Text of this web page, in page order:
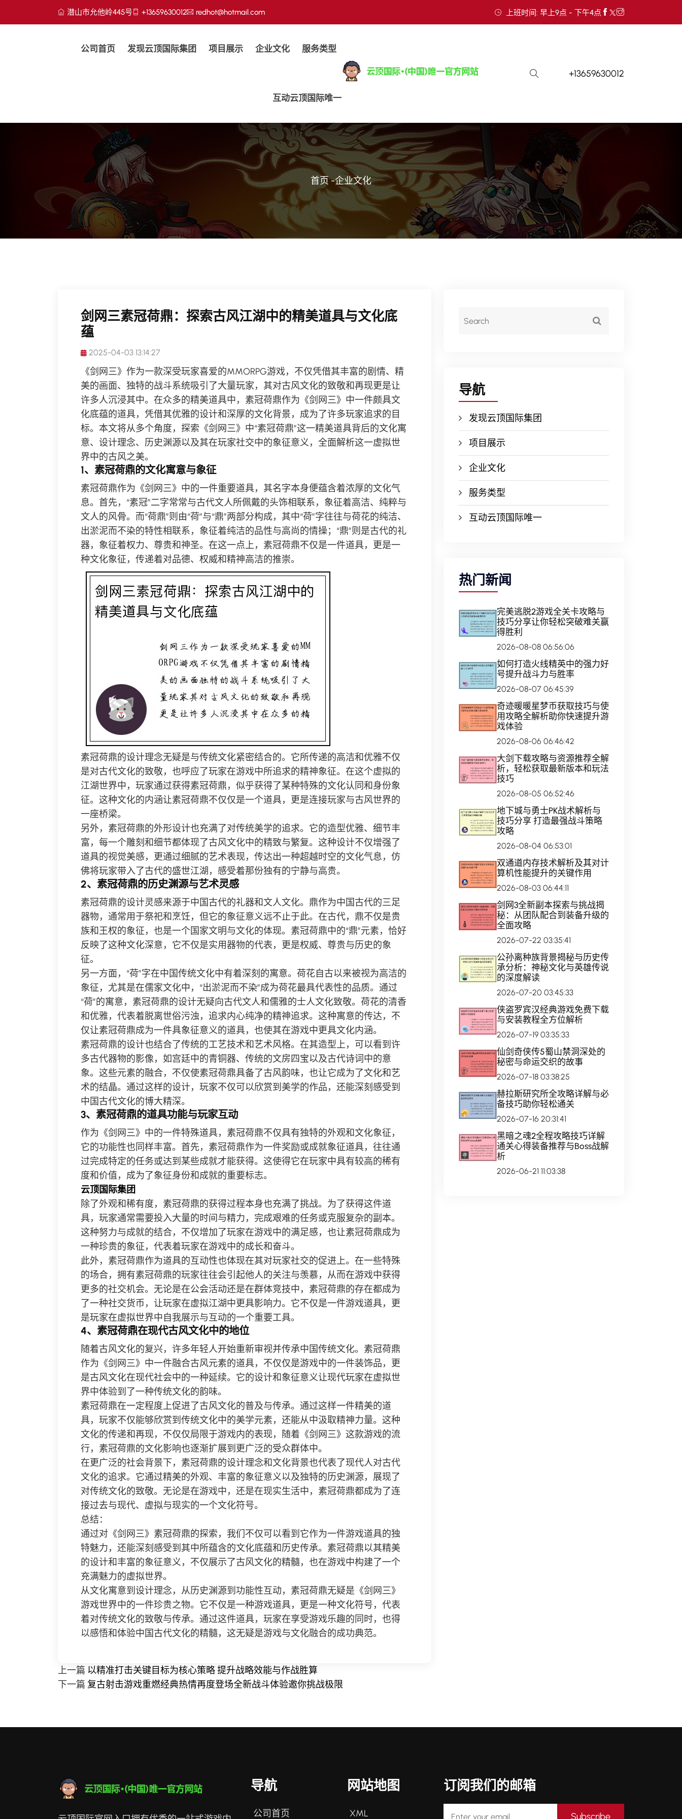
潜山市允他岭445号 +13659630012 redhot@hotmail.com 上班时间: 早上9点 - 下午4点
公司首页 发现云顶国际集团 项目展示 企业文化 服务类型
互动云顶国际唯一
+13659630012
首页-企业文化
剑网三素冠荷鼎：探索古风江湖中的精美道具与文化底
蕴
2025-04-03 13:14:27
《剑网三》作为一款深受玩家喜爱的MMORPG游戏，不仅凭借其丰富的剧情、精
美的画面、独特的战斗系统吸引了大量玩家，其对古风文化的致敬和再现更是让
许多人沉浸其中。在众多的精美道具中，素冠荷鼎作为《剑网三》中一件颇具文
化底蕴的道具，凭借其优雅的设计和深厚的文化背景，成为了许多玩家追求的目
标。本文将从多个角度，探索《剑网三》中“素冠荷鼎”这一精美道具背后的文化寓
意、设计理念、历史渊源以及其在玩家社交中的象征意义，全面解析这一虚拟世
界中的古风之美。
1、素冠荷鼎的文化寓意与象征
素冠荷鼎作为《剑网三》中的一件重要道具，其名字本身便蕴含着浓厚的文化气
息。首先，“素冠”二字常常与古代文人所佩戴的头饰相联系，象征着高洁、纯粹与
文人的风骨。而“荷鼎”则由“荷”与“鼎”两部分构成，其中“荷”字往往与荷花的纯洁、
出淤泥而不染的特性相联系，象征着纯洁的品性与高尚的情操；“鼎”则是古代的礼
器，象征着权力、尊贵和神圣。在这一点上，素冠荷鼎不仅是一件道具，更是一
种文化象征，传递着对品德、权威和精神高洁的推崇。
素冠荷鼎的设计理念无疑是与传统文化紧密结合的。它所传递的高洁和优雅不仅
是对古代文化的致敬，也呼应了玩家在游戏中所追求的精神象征。在这个虚拟的
江湖世界中，玩家通过获得素冠荷鼎，似乎获得了某种特殊的文化认同和身份象
征。这种文化的内涵让素冠荷鼎不仅仅是一个道具，更是连接玩家与古风世界的
一座桥梁。
另外，素冠荷鼎的外形设计也充满了对传统美学的追求。它的造型优雅、细节丰
富，每一个雕刻和细节都体现了古风文化中的精致与繁复。这种设计不仅增强了
道具的视觉美感，更通过细腻的艺术表现，传达出一种超越时空的文化气息，仿
佛将玩家带入了古代的盛世江湖，感受着那份独有的宁静与高贵。
2、素冠荷鼎的历史渊源与艺术灵感
素冠荷鼎的设计灵感来源于中国古代的礼器和文人文化。鼎作为中国古代的三足
器物，通常用于祭祀和烹饪，但它的象征意义远不止于此。在古代，鼎不仅是贵
族和王权的象征，也是一个国家文明与文化的体现。素冠荷鼎中的“鼎”元素，恰好
反映了这种文化深意，它不仅是实用器物的代表，更是权威、尊贵与历史的象
征。
另一方面，“荷”字在中国传统文化中有着深刻的寓意。荷花自古以来被视为高洁的
象征，尤其是在儒家文化中，“出淤泥而不染”成为荷花最具代表性的品质。通过
“荷”的寓意，素冠荷鼎的设计无疑向古代文人和儒雅的士人文化致敬。荷花的清香
和优雅，代表着脱离世俗污浊，追求内心纯净的精神追求。这种寓意的传达，不
仅让素冠荷鼎成为一件具象征意义的道具，也使其在游戏中更具文化内涵。
素冠荷鼎的设计也结合了传统的工艺技术和艺术风格。在其造型上，可以看到许
多古代器物的影像，如宫廷中的青铜器、传统的文房四宝以及古代诗词中的意
象。这些元素的融合，不仅使素冠荷鼎具备了古风韵味，也让它成为了文化和艺
术的结晶。通过这样的设计，玩家不仅可以欣赏到美学的作品，还能深刻感受到
中国古代文化的博大精深。
3、素冠荷鼎的道具功能与玩家互动
作为《剑网三》中的一件特殊道具，素冠荷鼎不仅具有独特的外观和文化象征，
它的功能性也同样丰富。首先，素冠荷鼎作为一件奖励或成就象征道具，往往通
过完成特定的任务或达到某些成就才能获得。这使得它在玩家中具有较高的稀有
度和价值，成为了象征身份和成就的重要标志。
云顶国际集团
除了外观和稀有度，素冠荷鼎的获得过程本身也充满了挑战。为了获得这件道
具，玩家通常需要投入大量的时间与精力，完成艰难的任务或克服复杂的副本。
这种努力与成就的结合，不仅增加了玩家在游戏中的满足感，也让素冠荷鼎成为
一种珍贵的象征，代表着玩家在游戏中的成长和奋斗。
此外，素冠荷鼎作为道具的互动性也体现在其对玩家社交的促进上。在一些特殊
的场合，拥有素冠荷鼎的玩家往往会引起他人的关注与羡慕，从而在游戏中获得
更多的社交机会。无论是在公会活动还是在群体竞技中，素冠荷鼎的存在都成为
了一种社交货币，让玩家在虚拟江湖中更具影响力。它不仅是一件游戏道具，更
是玩家在虚拟世界中自我展示与互动的一个重要工具。
4、素冠荷鼎在现代古风文化中的地位
随着古风文化的复兴，许多年轻人开始重新审视并传承中国传统文化。素冠荷鼎
作为《剑网三》中一件融合古风元素的道具，不仅仅是游戏中的一件装饰品，更
是古风文化在现代社会中的一种延续。它的设计和象征意义让现代玩家在虚拟世
界中体验到了一种传统文化的韵味。
素冠荷鼎在一定程度上促进了古风文化的普及与传承。通过这样一件精美的道
具，玩家不仅能够欣赏到传统文化中的美学元素，还能从中汲取精神力量。这种
文化的传递和再现，不仅仅局限于游戏内的表现，随着《剑网三》这款游戏的流
行，素冠荷鼎的文化影响也逐渐扩展到更广泛的受众群体中。
在更广泛的社会背景下，素冠荷鼎的设计理念和文化背景也代表了现代人对古代
文化的追求。它通过精美的外观、丰富的象征意义以及独特的历史渊源，展现了
对传统文化的致敬。无论是在游戏中，还是在现实生活中，素冠荷鼎都成为了连
接过去与现代、虚拟与现实的一个文化符号。
总结：
通过对《剑网三》素冠荷鼎的探索，我们不仅可以看到它作为一件游戏道具的独
特魅力，还能深刻感受到其中所蕴含的文化底蕴和历史传承。素冠荷鼎以其精美
的设计和丰富的象征意义，不仅展示了古风文化的精髓，也在游戏中构建了一个
充满魅力的虚拟世界。
从文化寓意到设计理念，从历史渊源到功能性互动，素冠荷鼎无疑是《剑网三》
游戏世界中的一件珍贵之物。它不仅是一种游戏道具，更是一种文化符号，代表
着对传统文化的致敬与传承。通过这件道具，玩家在享受游戏乐趣的同时，也得
以感悟和体验中国古代文化的精髓，这无疑是游戏与文化融合的成功典范。
上一篇 以精准打击关键目标为核心策略 提升战略效能与作战胜算
下一篇 复古射击游戏重燃经典热情再度登场全新战斗体验邀你挑战极限
导航
发现云顶国际集团
项目展示
企业文化
服务类型
互动云顶国际唯一
热门新闻
完美逃脱2游戏全关卡攻略与
技巧分享让你轻松突破难关赢
得胜利
2026-08-08 06:56:06
如何打造火线精英中的强力好
号提升战斗力与胜率
2026-08-07 06:45:39
奇迹暖暖星梦币获取技巧与使
用攻略全解析助你快速提升游
戏体验
2026-08-06 06:46:42
大剑下载攻略与资源推荐全解
析，轻松获取最新版本和玩法
技巧
2026-08-05 06:52:46
地下城与勇士PK战术解析与
技巧分享 打造最强战斗策略
攻略
2026-08-04 06:53:01
双通道内存技术解析及其对计
算机性能提升的关键作用
2026-08-03 06:44:11
剑网3全新副本探索与挑战揭
秘：从团队配合到装备升级的
全面攻略
2026-07-22 03:35:41
公孙离种族背景揭秘与历史传
承分析：神秘文化与英雄传说
的深度解读
2026-07-20 03:45:33
侠盗罗宾汉经典游戏免费下载
与安装教程全方位解析
2026-07-19 03:35:33
仙剑奇侠传5蜀山禁洞深处的
秘密与命运交织的故事
2026-07-18 03:38:25
赫拉斯研究所全攻略详解与必
备技巧助你轻松通关
2026-07-16 20:31:41
黑暗之魂2全程攻略技巧详解
通关心得装备推荐与Boss战解
析
2026-06-21 11:03:38
导航
公司首页
网站地图
XML
订阅我们的邮箱
Subscribe